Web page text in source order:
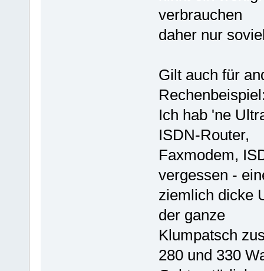
verbrauchen
daher nur
Gilt auch für
Ich hab 'ne
ISDN-Router,
Faxmodem,
vergessen -
ziemlich dicke
der ganze
Klumpatsch
280 und 330